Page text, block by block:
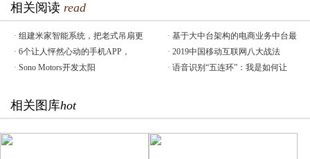
相关阅读 read
· 组建米家智能系统，把老式吊扇更 · 基于大中台架构的电商业务中台最
· 6个让人怦然心动的手机APP， · 2019中国移动互联网八大战法
· Sono Motors开发太阳 · 语音识别“五连环”：我是如何让
相关图库hot